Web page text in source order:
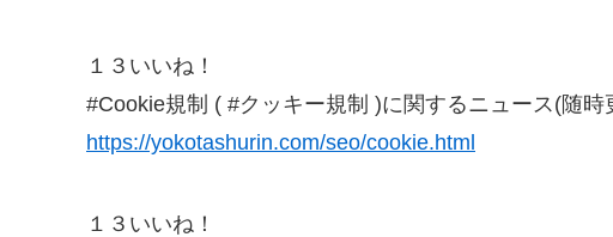
１３いいね！
#Cookie規制 ( #クッキー規制 )に関するニュース(随時
https://yokotashurin.com/seo/cookie.html
１３いいね！